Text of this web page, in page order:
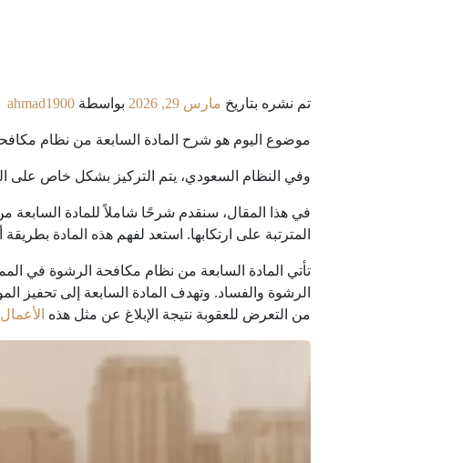
تم نشره بتاريخ مارس 29, 2026 بواسطة ahmad1900
موضوع اليوم هو شرح المادة السابعة من نظام
وفي النظام السعودي، يتم التركيز بشكل خاص على
في هذا المقال، سنقدم شرحًا شاملاً للمادة
المترتبة على ارتكابها. استعد لفهم هذه المادة
الرشوة والفساد. وتهدف المادة السابعة إلى تحفيز
من التعرض للعقوبة نتيجة الإبلاغ عن مثل هذه الأعمال